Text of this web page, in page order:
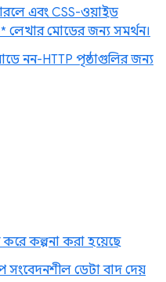
এবং CSS-ওয়াইড
লেখার মোডের জন্য সমর্থন।
নন-HTTP পৃষ্ঠাগুলির জন্য
কল্পনা করা হয়েছে
সংবেদনশীল ডেটা বাদ দেয়